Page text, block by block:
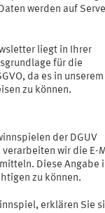
werden auf
liegt in Ihrer
für die
da es in unserem
zu können.
der DGUV
wir die E-
Diese Angabe
zu können.
erklären Sie